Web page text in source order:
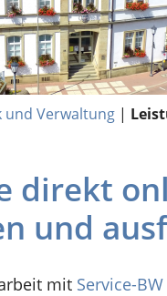
und Verwaltung |
direkt
und
mit Service-BW